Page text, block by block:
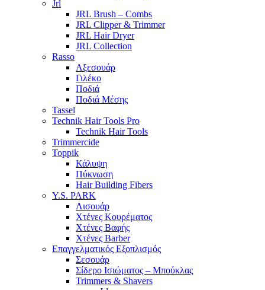
Jrl
JRL Brush – Combs
JRL Clipper & Trimmer
JRL Hair Dryer
JRL Collection
Rasso
Αξεσουάρ
Γιλέκο
Ποδιά
Ποδιά Μέσης
Tassel
Technik Hair Tools Pro
Technik Hair Tools
Trimmercide
Toppik
Κάλυψη
Πύκνωση
Hair Building Fibers
Y.S. PARK
Λισουάρ
Χτένες Κουρέματος
Χτένες Βαφής
Χτένες Barber
Επαγγελματικός Εξοπλισμός
Σεσουάρ
Σίδερο Ισιώματος – Μπούκλας
Trimmers & Shavers